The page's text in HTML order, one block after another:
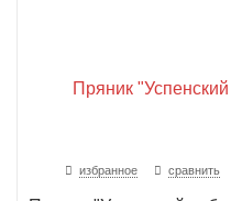
избранное сравнить